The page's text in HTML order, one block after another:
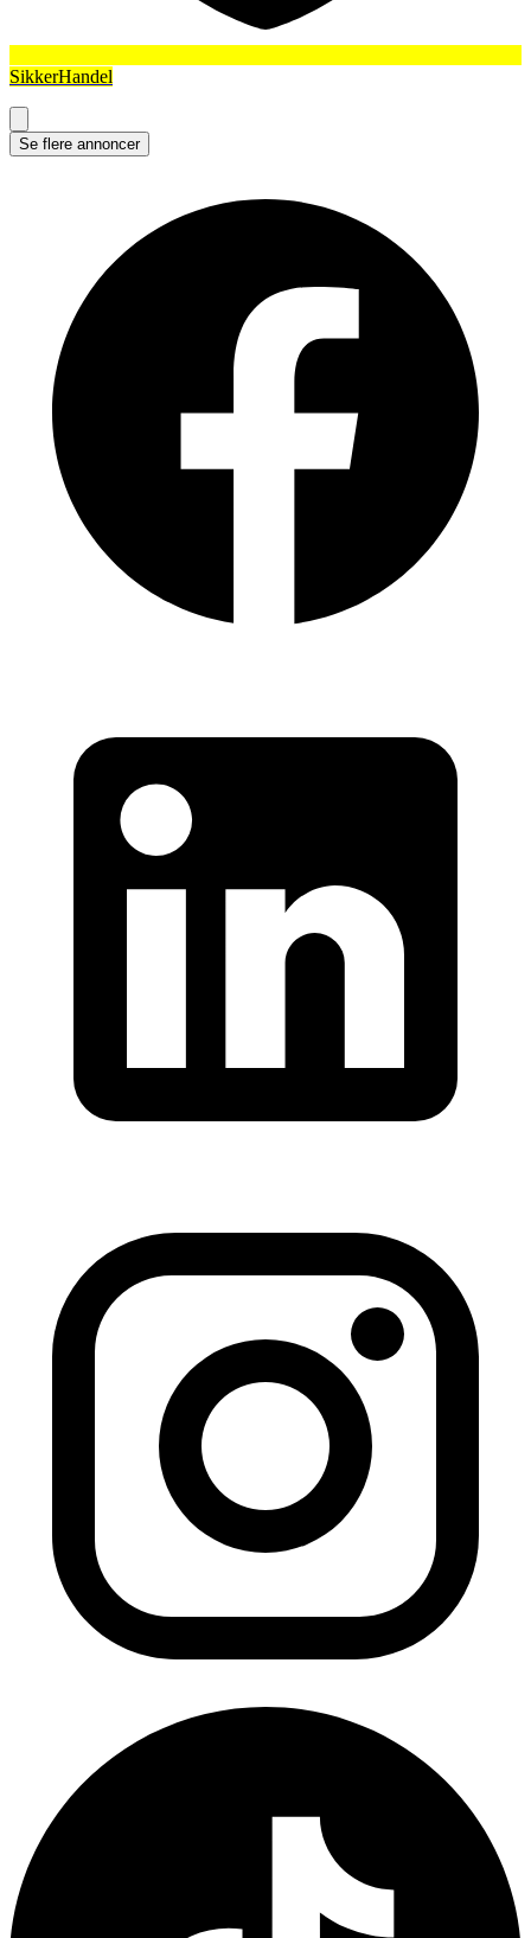
SikkerHandel
Se flere annoncer